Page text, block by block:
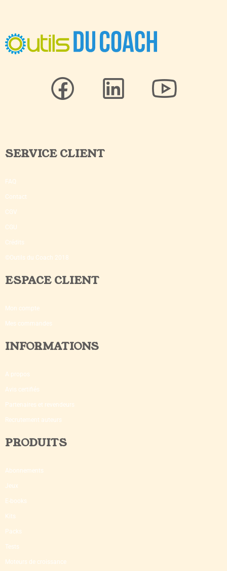
SERVICE CLIENT
FAQ
Contact
CGV
CGU
Crédits
©Outils du Coach 2018
ESPACE CLIENT
Mon compte
Mes commandes
INFORMATIONS
A propos
Avis certifiés
Partenaires et revendeurs
Recrutement auteurs
PRODUITS
Abonnements
Jeux
E-books
Kits
Packs
Tests
Moteurs de croissance